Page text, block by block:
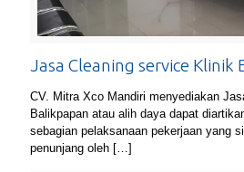
Jasa Cleaning service Klinik
CV. Mitra Xco Mandiri menyediakan
Balikpapan atau alih daya dapat
sebagian pelaksanaan pekerjaan yang
penunjang oleh […]